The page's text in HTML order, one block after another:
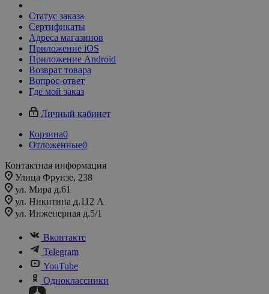
Статус заказа
Сертификаты
Адреса магазинов
Приложение iOS
Приложение Android
Возврат товара
Вопрос-ответ
Где мой заказ
Личный кабинет
Корзина0
Отложенные0
Контактная информация
Улица Фрунзе, 238​
ул. Мира д.61
ул. Никитина д.112 А
ул. Инженерная д.5/1
Вконтакте
Telegram
YouTube
Одноклассники